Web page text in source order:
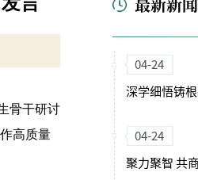
骨干研讨
高质量
04-24
04-24